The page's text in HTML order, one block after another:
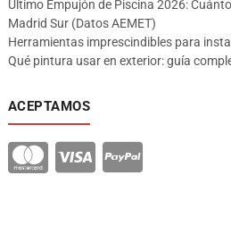
Último Empujón de Piscina 2026:
Madrid Sur (Datos AEMET)
Herramientas imprescindibles para
Qué pintura usar en exterior: guía
ACEPTAMOS